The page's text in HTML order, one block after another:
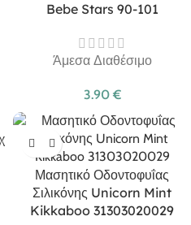
Bebe Stars 90-101
Άμεσα Διαθέσιμο
3.90 €
Μασητικό Οδοντοφυΐας
Σιλικόνης Unicorn Mint
Kikkaboo 31303020029